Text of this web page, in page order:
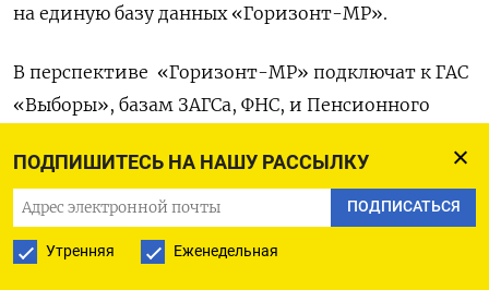
ПОДПИШИТЕСЬ НА НАШУ РАССЫЛКУ
ПОДПИСАТЬСЯ
Утренняя Еженедельная
на единую базу данных «Горизонт-МР».
В перспективе «Горизонт-МР» подключат к ГАС
«Выборы», базам ЗАГСа, ФНС, и Пенсионного
остались не в восторге.«Ваша система
„Горизонт-МР“ или несовершенна, или
не работает. Потому что если посмотреть,
какими данными [она оперирует], плюс